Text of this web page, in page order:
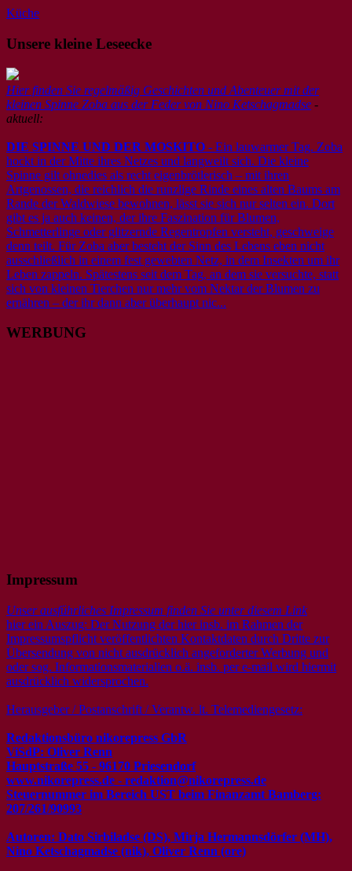
Küche
Unsere kleine Leseecke
Hier finden Sie regelmäßig Geschichten und Abenteuer mit der
kleinen Spinne Zoba aus der Feder von Nino Ketschagmadse -
aktuell:
DIE SPINNE UND DER MOSKITO - Ein lauwarmer Tag. Zoba
hockt in der Mitte ihres Netzes und langweilt sich. Die kleine
Spinne gilt ohnedies als recht eigenbrötlerisch – mit ihren
Artgenossen, die reichlich die runzlige Rinde eines alten Baums am
Rande der Waldwiese bewohnen, lässt sie sich nur selten ein. Dort
gibt es ja auch keinen, der ihre Faszination für Blumen,
Schmetterlinge oder glitzernde Regentropfen versteht, geschweige
denn teilt. Für Zoba aber besteht der Sinn des Lebens eben nicht
ausschließlich in einem fest gewebten Netz, in dem Insekten um ihr
Leben zappeln. Spätestens seit dem Tag, an dem sie versuchte, statt
sich von kleinen Tierchen nur mehr vom Nektar der Blumen zu
ernähren – der ihr dann aber überhaupt nic...
WERBUNG
Impressum
Unser ausführliches Impressum finden Sie unter diesem Link
hier ein Auszug: Der Nutzung der hier insb. im Rahmen der
Impressumspflicht veröffentlichten Kontaktdaten durch Dritte zur
Übersendung von nicht ausdrücklich angeforderter Werbung und
oder sog. Informationsmaterialien o.ä. insb. per e-mail wird hiermit
ausdrücklich widersprochen.
Herausgeber / Postanschrift / Verantw. lt. Telemediengesetz:
Redaktionsbüro nikorepress GbR
ViSdP: Oliver Renn
Hauptstraße 55 - 96170 Priesendorf
www.nikorepress.de - redaktion@nikorepress.de
Steuernummer im Bereich UST beim Finanzamt Bamberg:
207/261/90993
Autoren: Dato Sirbiladse (DS), Mirja Hermannsdörfer (MH),
Nino Ketschagmadse (nik), Oliver Renn (ore)